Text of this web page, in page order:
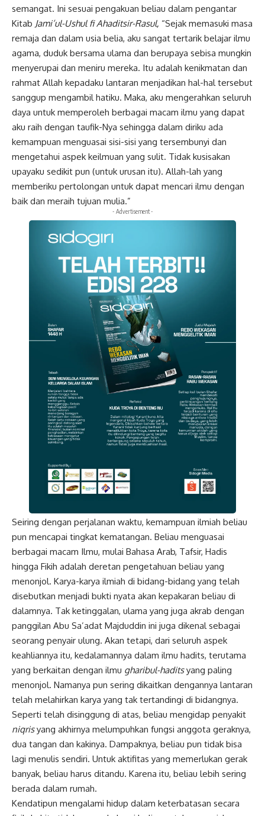
semangat. Ini sesuai pengakuan beliau dalam pengantar
Kitab Jami’ul-Ushul fi Ahaditsir-Rasul, “Sejak memasuki masa
remaja dan dalam usia belia, aku sangat tertarik belajar ilmu
agama, duduk bersama ulama dan berupaya sebisa mungkin
menyerupai dan meniru mereka. Itu adalah kenikmatan dan
rahmat Allah kepadaku lantaran menjadikan hal-hal tersebut
sanggup mengambil hatiku. Maka, aku mengerahkan seluruh
daya untuk memperoleh berbagai macam ilmu yang dapat
aku raih dengan taufik-Nya sehingga dalam diriku ada
kemampuan menguasai sisi-sisi yang tersembunyi dan
mengetahui aspek keilmuan yang sulit. Tidak kusisakan
upayaku sedikit pun (untuk urusan itu). Allah-lah yang
memberiku pertolongan untuk dapat mencari ilmu dengan
baik dan meraih tujuan mulia.”
- Advertisement -
Seiring dengan perjalanan waktu, kemampuan ilmiah beliau
pun mencapai tingkat kematangan. Beliau menguasai
berbagai macam Ilmu, mulai Bahasa Arab, Tafsir, Hadis
hingga Fikih adalah deretan pengetahuan beliau yang
menonjol. Karya-karya ilmiah di bidang-bidang yang telah
disebutkan menjadi bukti nyata akan kepakaran beliau di
dalamnya. Tak ketinggalan, ulama yang juga akrab dengan
panggilan Abu Sa’adat Majduddin ini juga dikenal sebagai
seorang penyair ulung. Akan tetapi, dari seluruh aspek
keahliannya itu, kedalamannya dalam ilmu hadits, terutama
yang berkaitan dengan ilmu gharibul-haditsyang paling
menonjol. Namanya pun sering dikaitkan dengannya lantaran
telah melahirkan karya yang tak tertandingi di bidangnya.
Seperti telah disinggung di atas, beliau mengidap penyakit
niqrisyang akhirnya melumpuhkan fungsi anggota geraknya,
dua tangan dan kakinya. Dampaknya, beliau pun tidak bisa
lagi menulis sendiri. Untuk aktifitas yang memerlukan gerak
banyak, beliau harus ditandu. Karena itu, beliau lebih sering
berada dalam rumah.
Kendatipun mengalami hidup dalam keterbatasan secara